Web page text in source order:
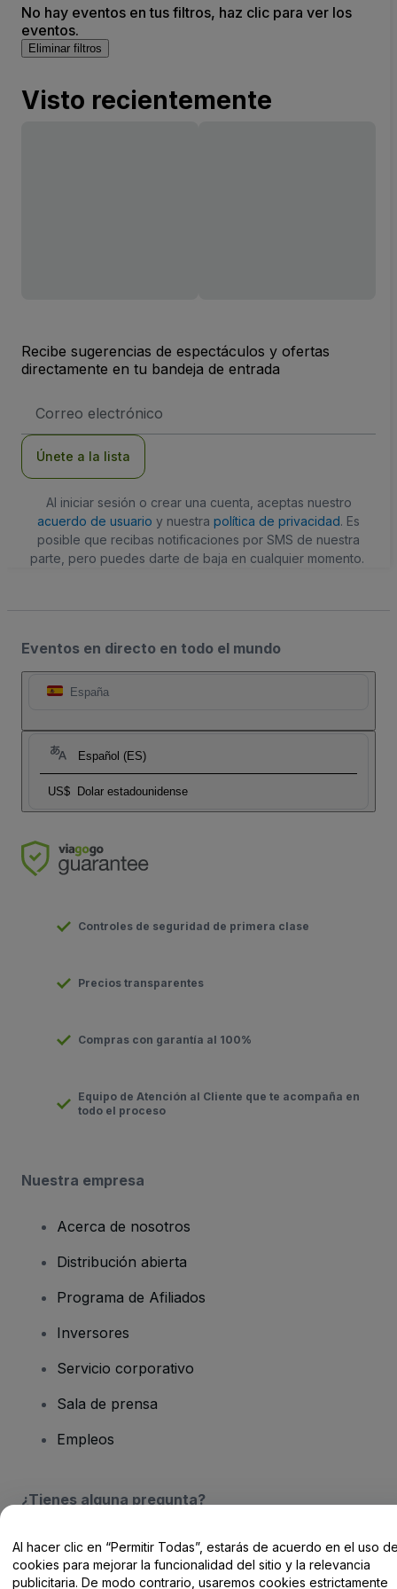
No hay eventos en tus filtros, haz clic para ver los
eventos.
Eliminar filtros
Visto recientemente
Recibe sugerencias de espectáculos y ofertas
directamente en tu bandeja de entrada
de
Únete a la lista
Al iniciar sesión o crear una cuenta, aceptas nuestro
acuerdo de usuario y nuestra política de privacidad. Es
posible que recibas notificaciones por SMS de nuestra
parte, pero puedes darte de baja en cualquier momento.
Eventos en directo en todo el mundo
España
Español (ES)
US$ Dolar estadounidense
Controles de seguridad de primera clase
Precios transparentes
Compras con garantía al 100%
Equipo de Atención al Cliente que te acompaña en
todo el proceso
Nuestra empresa
Acerca de nosotros
Distribución abierta
Programa de Afiliados
Inversores
Servicio corporativo
Sala de prensa
Empleos
¿Tienes alguna pregunta?
Centro de Ayuda / Contacto
Al hacer clic en “Permitir Todas”, estarás de acuerdo en el uso
cookies para mejorar la funcionalidad del sitio y la relevancia
publicitaria. De modo contrario, usaremos cookies estrictamente